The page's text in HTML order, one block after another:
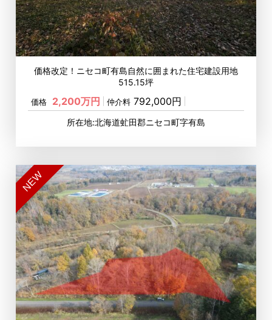
価格改定！ニセコ町有島自然に囲まれた住宅建設用地
515.15坪
価格 2,200万円 仲介料 792,000円
所在地:北海道虻田郡ニセコ町字有島
NEW